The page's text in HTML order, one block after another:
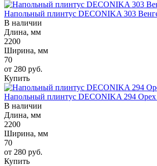
Напольный плинтус DECONIKA 303
В наличии
Длина, мм
2200
Ширина, мм
70
от 280 руб.
Купить
Напольный плинтус DECONIKA 294 Орех
В наличии
Длина, мм
2200
Ширина, мм
70
от 280 руб.
Купить